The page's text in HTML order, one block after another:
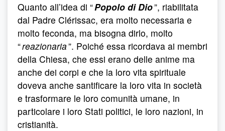
Quanto all’idea di “Popolo di Dio”, riabilitata
dal Padre Clérissac, era molto necessaria e
molto feconda, ma bisogna dirlo, molto
“reazionaria”. Poiché essa ricordava ai membri
della Chiesa, che essi erano delle anime ma
anche dei corpi e che la loro vita spirituale
doveva anche santificare la loro vita in società
e trasformare le loro comunità umane, in
particolare i loro Stati politici, le loro nazioni, in
cristianità.